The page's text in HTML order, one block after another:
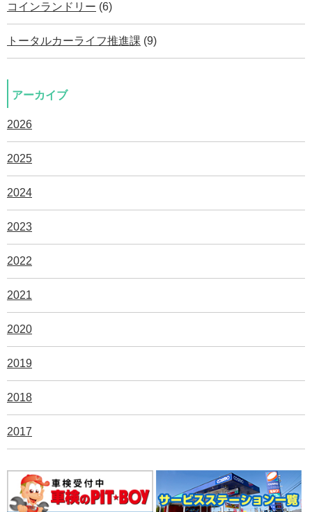
コインランドリー (6)
トータルカーライフ推進課 (9)
アーカイブ
2026
2025
2024
2023
2022
2021
2020
2019
2018
2017